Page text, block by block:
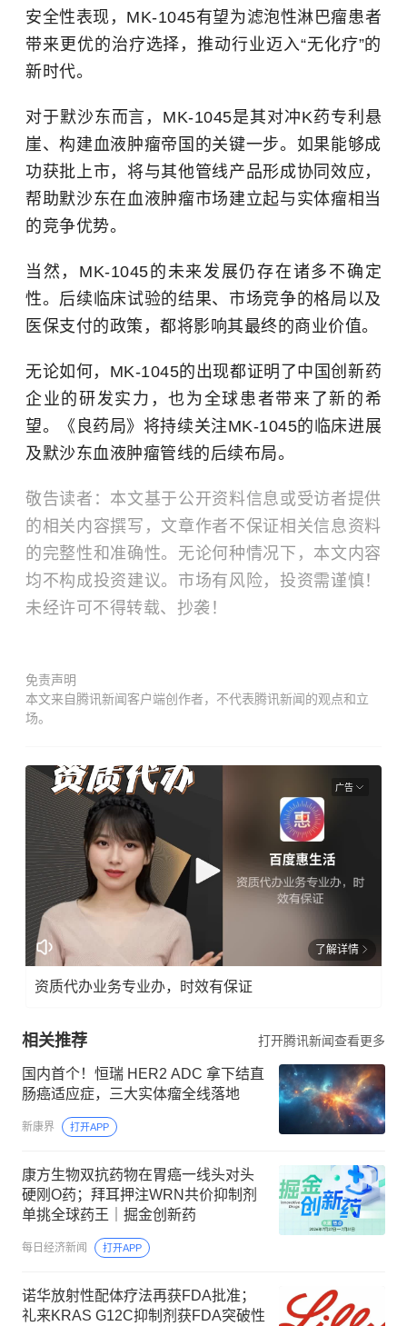
安全性表现，MK-1045有望为滤泡性淋巴瘤患者
带来更优的治疗选择，推动行业迈入“无化疗”的
新时代。
对于默沙东而言，MK-1045是其对冲K药专利悬
崖、构建血液肿瘤帝国的关键一步。如果能够成
功获批上市，将与其他管线产品形成协同效应，
帮助默沙东在血液肿瘤市场建立起与实体瘤相当
的竞争优势。
当然，MK-1045的未来发展仍存在诸多不确定
性。后续临床试验的结果、市场竞争的格局以及
医保支付的政策，都将影响其最终的商业价值。
无论如何，MK-1045的出现都证明了中国创新药
企业的研发实力，也为全球患者带来了新的希
望。《良药局》将持续关注MK-1045的临床进展
及默沙东血液肿瘤管线的后续布局。
敬告读者：本文基于公开资料信息或受访者提供
的相关内容撰写，文章作者不保证相关信息资料
的完整性和准确性。无论何种情况下，本文内容
均不构成投资建议。市场有风险，投资需谨慎！
未经许可不得转载、抄袭！
免责声明
本文来自腾讯新闻客户端创作者，不代表腾讯新闻的观点和立
场。
广告
了解详情
资质代办业务专业办，时效有保证
相关推荐 打开腾讯新闻查看更多
国内首个！恒瑞 HER2 ADC 拿下结直
肠癌适应症，三大实体瘤全线落地
新康界 打开APP
康方生物双抗药物在胃癌一线头对头
硬刚O药；拜耳押注WRN共价抑制剂
单挑全球药王｜掘金创新药
每日经济新闻 打开APP
诺华放射性配体疗法再获FDA批准；
礼来KRAS G12C抑制剂获FDA突破性